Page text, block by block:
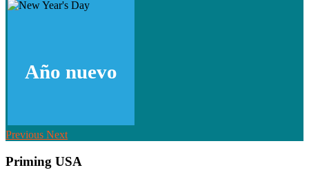
Año nuevo
Previous Next
Priming USA